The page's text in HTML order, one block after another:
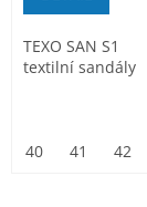
TEXO SAN S1
textilní sandály
40 41 42